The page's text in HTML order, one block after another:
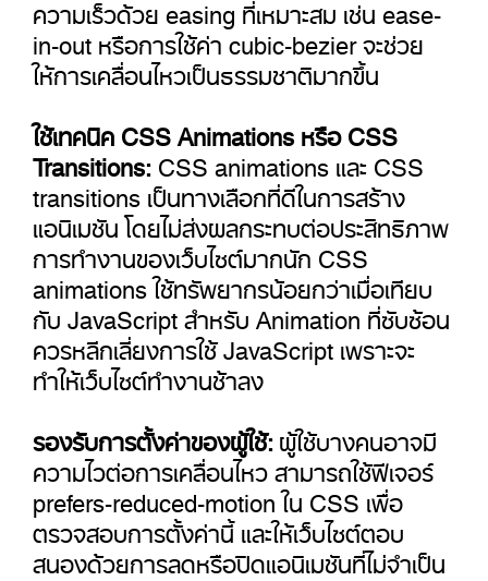
ความเร็วด้วย easing ที่เหมาะสม เช่น ease-
in-out หรือการใช้ค่า cubic-bezier จะช่วย
ให้การเคลื่อนไหวเป็นธรรมชาติมากขึ้น
ใช้เทคนิค CSS Animations หรือ CSS
Transitions:CSS animations และ CSS
transitions เป็นทางเลือกที่ดีในการสร้าง
แอนิเมชัน โดยไม่ส่งผลกระทบต่อประสิทธิภาพ
การทำงานของเว็บไซต์มากนัก CSS
animations ใช้ทรัพยากรน้อยกว่าเมื่อเทียบ
กับ JavaScript สำหรับ Animation ที่ซับซ้อน
ควรหลีกเลี่ยงการใช้ JavaScript เพราะจะ
ทำให้เว็บไซต์ทำงานช้าลง
รองรับการตั้งค่าของผู้ใช้:ผู้ใช้บางคนอาจมี
ความไวต่อการเคลื่อนไหว สามารถใช้ฟีเจอร์
prefers-reduced-motion ใน CSS เพื่อ
ตรวจสอบการตั้งค่านี้ และให้เว็บไซต์ตอบ
สนองด้วยการลดหรือปิดแอนิเมชันที่ไม่จำเป็น